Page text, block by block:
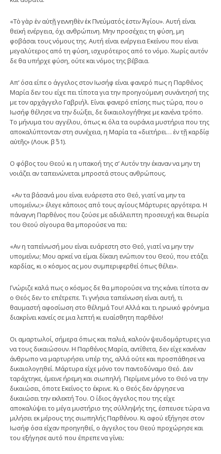
«Τὸ γὰρ ἐν αὐτῇ γεννηθὲν ἐκ Πνεύματός ἐστιν Ἀγίου». Αυτή είναι
θεϊκή ενέργεια, όχι ανθρώπινη. Μην προσέχεις τη φύση, μη
φοβάσαι τους νόμους της. Αυτή είναι ενέργεια Εκείνου που είναι
μεγαλύτερος από τη φύση, ισχυρότερος από το νόμο. Χωρίς αυτόν
δε θα υπήρχε φύση, ούτε και νόμος της βέβαια.
Απ’ όσα είπε ο άγγελος στον Ιωσήφ είναι φανερό πως η Παρθένος
Μαρία δεν του είχε πει τίποτα για την προηγούμενη συνάντησή της
με τον αρχάγγελο Γαβριήλ. Είναι φανερό επίσης πως τώρα, που ο
Ιωσήφ θέλησε να την διώξει, δε δικαιολογήθηκε με κανένα τρόπο.
Το μήνυμα του αγγέλου, όπως κι όλα τα ουράνια μυστήρια που της
αποκαλύπτονταν στη συνέχεια, η Μαρία τα «διετήρει… ἐν τῇ καρδίᾳ
αὐτῆς» (Λουκ. β΄ 51).
Ο φόβος του Θεού κι η υπακοή της σ’ Αυτόν την έκαναν να μην τη
νοιάζει αν ταπεινώνεται μπροστά στους ανθρώπους.
«Αν τα βάσανά μου είναι ευάρεστα στο Θεό, γιατί να μην τα
υπομείνω;» έλεγε κάποιος από τους αγίους Μάρτυρες αργότερα. Η
πάναγνη Παρθένος που ζούσε με αδιάλειπτη προσευχή και θεωρία
του Θεού σίγουρα θα μπορούσε να πει:
«Αν η ταπείνωσή μου είναι ευάρεστη στο Θεό, γιατί να μην την
υπομείνω; Μου αρκεί να είμαι δίκαιη ενώπιον του Θεού, που ετάζει
καρδίας, κι ο κόσμος ας μου συμπεριφερθεί όπως θέλει».
Γνώριζε καλά πως ο κόσμος δε θα μπορούσε να της κάνει τίποτα αν
ο Θεός δεν το επέτρεπε. Τι γνήσια ταπείνωση είναι αυτή, τι
θαυμαστή αφοσίωση στο θέλημά Του! Αλλά και τι ηρωικό φρόνημα
διακρίνει κανείς σε μια λεπτή κι ευαίσθητη παρθένο!
Οι αμαρτωλοί, σήμερα όπως και παλιά, καλούν ψευδομάρτυρες για
να τους δικαιώσουν. Η Παρθένος Μαρία, αντίθετα, δεν είχε κανέναν
άνθρωπο να μαρτυρήσει υπέρ της, αλλά ούτε και προσπάθησε να
δικαιολογηθεί. Μάρτυρα είχε μόνο τον παντοδύναμο Θεό. Δεν
ταράχτηκε, έμεινε ήρεμη και σιωπηλή. Περίμενε μόνο το Θεό να την
δικαιώσει, όποτε Εκείνος το έκρινε. Κι ο Θεός δεν άργησε να
δικαιώσει την εκλεκτή Του. Ο ίδιος άγγελος που της είχε
αποκαλύψει το μέγα μυστήριο της σύλληψής της, έσπευσε τώρα να
μιλήσει εκ μέρους της σιωπηλής Παρθένου. Κι αφού εξήγησε στον
Ιωσήφ όσα είχαν προηγηθεί, ο άγγελος του Θεού προχώρησε και
του εξήγησε αυτό που έπρεπε να γίνει: